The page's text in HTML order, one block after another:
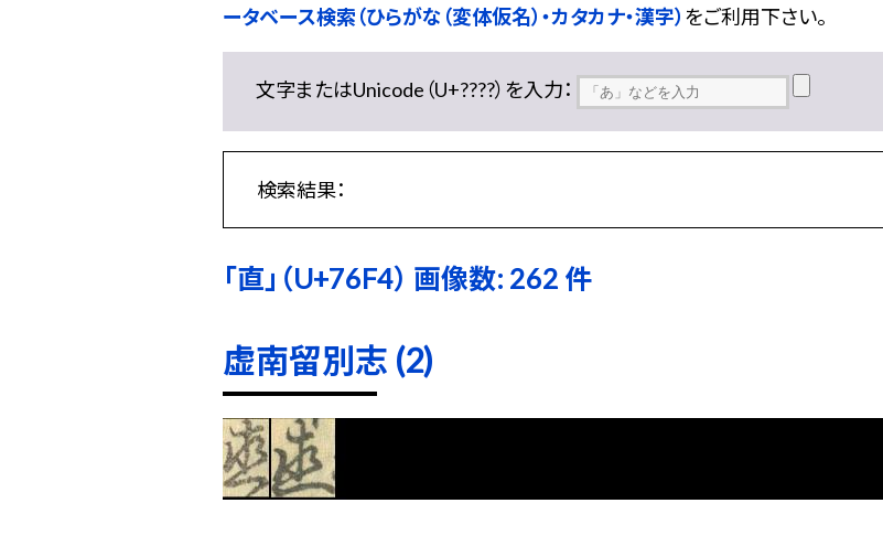
ータベース検索（ひらがな（変体仮名）・カタカナ・漢字） をご利用下さい。
文字またはUnicode（U+????）を入力：
検索結果：
「直」（U+76F4） 画像数: 262 件
虚南留別志 (2)